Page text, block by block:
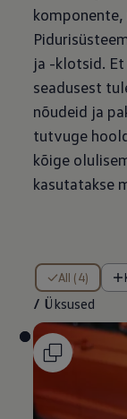
ja -klotsid.
seadusest
nõudeid ja
tutvuge
kõige
kasutatakse
All (4)
/ Üksused
/ Üksused